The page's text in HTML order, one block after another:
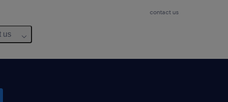
contact us
us